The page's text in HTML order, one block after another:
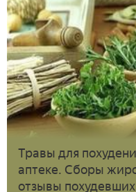
Травы для
аптеке. Сборы
отзывы похудевших